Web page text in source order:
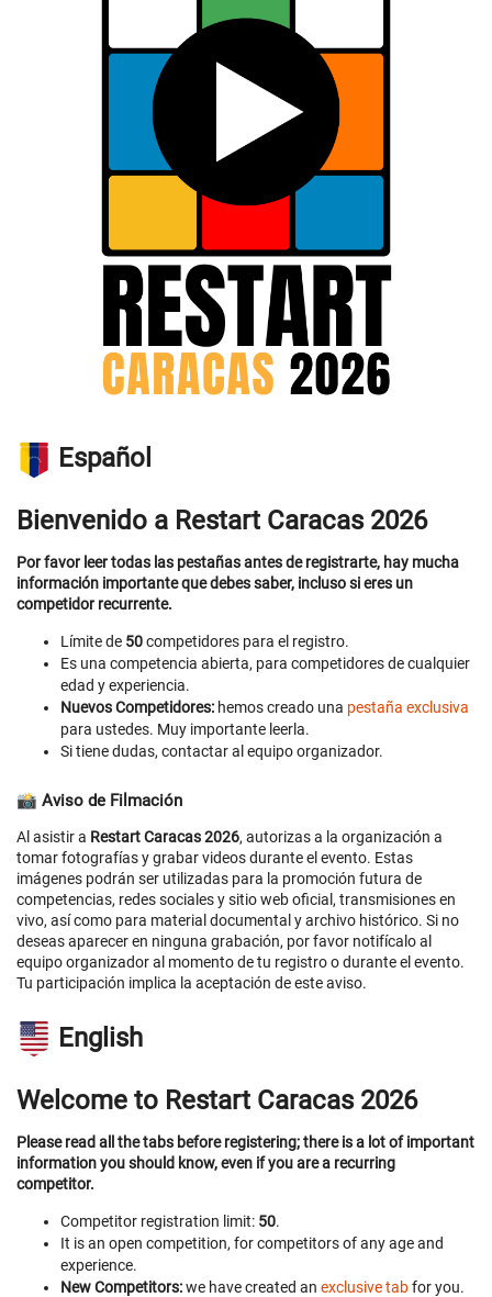
Español
Bienvenido a Restart Caracas 2026
Por favor leer todas las pestañas antes de registrarte, hay mucha
información importante que debes saber, incluso si eres un
competidor recurrente.
Límite de 50competidores para el registro.
Es una competencia abierta, para competidores de cualquier
edad y experiencia.
Nuevos Competidores: hemos creado una pestaña exclusiva
para ustedes. Muy importante leerla.
Si tiene dudas, contactar al equipo organizador.
📸 Aviso de Filmación
Al asistir a Restart Caracas 2026, autorizas a la organización a
tomar fotografías y grabar videos durante el evento. Estas
imágenes podrán ser utilizadas para la promoción futura de
competencias, redes sociales y sitio web oficial, transmisiones en
vivo, así como para material documental y archivo histórico. Si no
deseas aparecer en ninguna grabación, por favor notifícalo al
equipo organizador al momento de tu registro o durante el evento.
Tu participación implica la aceptación de este aviso.
English
Welcome to Restart Caracas 2026
Please read all the tabs before registering; there is a lot of important
information you should know, even if you are a recurring
competitor.
Competitor registration limit: 50.
It is an open competition, for competitors of any age and
experience.
New Competitors:we have created an exclusive tabfor you.